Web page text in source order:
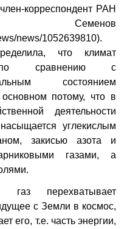
корреспондент РАН
Семенов
news/1052639810).
что климат
сравнению с
состоянием
потому, что в
деятельности
углекислым
закисью азота и
газами, а
газ перехватывает
с Земли в космос,
его, т.е. часть энергии,